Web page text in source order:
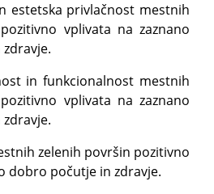
estetska privlačnost mestnih
vplivata na zaznano
in funkcionalnost mestnih
vplivata na zaznano
zelenih površin pozitivno
dobro počutje in zdravje.